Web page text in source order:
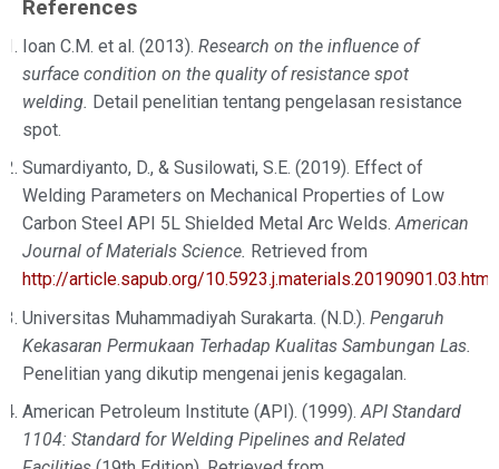
References
Ioan C.M. et al. (2013). Research on the influence of
surface condition on the quality of resistance spot
welding. Detail penelitian tentang pengelasan resistance
spot.
Sumardiyanto, D., & Susilowati, S.E. (2019). Effect of
Welding Parameters on Mechanical Properties of Low
Carbon Steel API 5L Shielded Metal Arc Welds.American
Journal of Materials Science. Retrieved from
http://article.sapub.org/10.5923.j.materials.20190901.03.html
Universitas Muhammadiyah Surakarta. (N.D.). Pengaruh
Kekasaran Permukaan Terhadap Kualitas Sambungan Las.
Penelitian yang dikutip mengenai jenis kegagalan.
American Petroleum Institute (API). (1999).API Standard
1104: Standard for Welding Pipelines and Related